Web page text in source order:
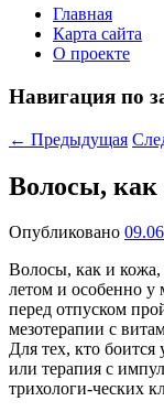
Главная
Карта сайта
О проекте
Навигация по
← Предыдущая
Волосы, как
Опубликовано
Волосы, как и кожа,
летом и особенно у
перед отпуском
мезотерапии с
Для тех, кто боится
или терапия с
трихологи-ческих